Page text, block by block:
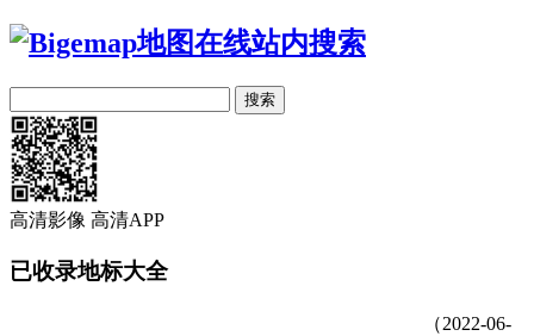
高清影像 高清APP
已收录地标大全
（2022-06-